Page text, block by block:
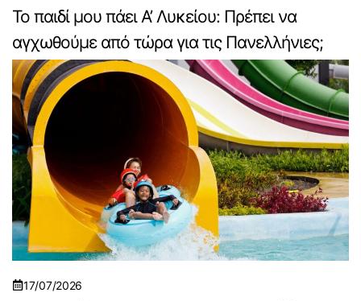
Το παιδί μου πάει Α’ Λυκείου: Πρέπει να
αγχωθούμε από τώρα για τις Πανελλήνιες;
17/07/2026